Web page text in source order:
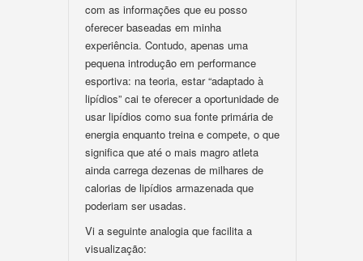
com as informações que eu posso
oferecer baseadas em minha
experiência. Contudo, apenas uma
pequena introdução em performance
esportiva: na teoria, estar “adaptado à
lipídios” cai te oferecer a oportunidade de
usar lipídios como sua fonte primária de
energia enquanto treina e compete, o que
significa que até o mais magro atleta
ainda carrega dezenas de milhares de
calorias de lipídios armazenada que
poderiam ser usadas.
Vi a seguinte analogia que facilita a
visualização: